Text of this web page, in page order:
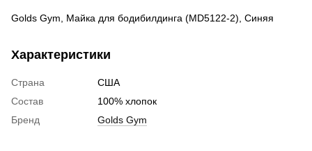
Golds Gym, Майка для бодибилдинга (MD5122-2), Синяя
Характеристики
Страна
США
Состав
100% хлопок
Бренд
Golds Gym